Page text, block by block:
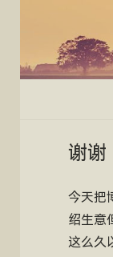
谢谢
今天把
绍生意
这么久